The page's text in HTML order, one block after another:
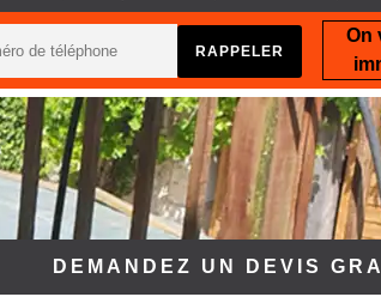
On
DEMANDEZ UN DEVIS